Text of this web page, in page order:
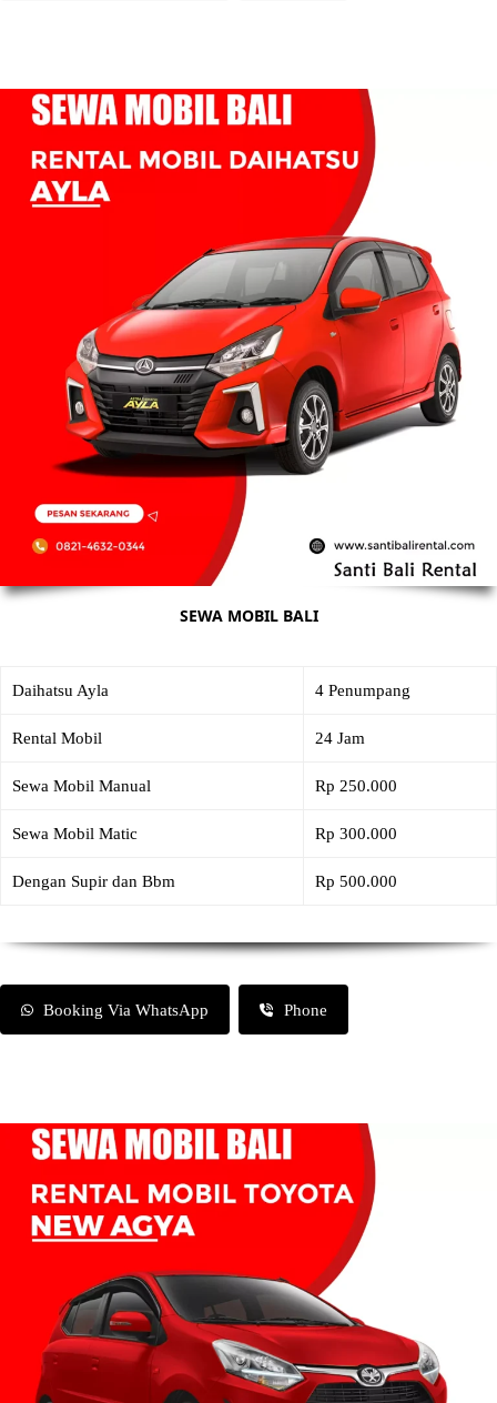
SEWA MOBIL BALI
Daihatsu Ayla 4 Penumpang
Rental Mobil 24 Jam
Sewa Mobil Manual Rp 250.000
Sewa Mobil Matic Rp 300.000
Dengan Supir dan Bbm Rp 500.000
Booking Via WhatsApp Phone